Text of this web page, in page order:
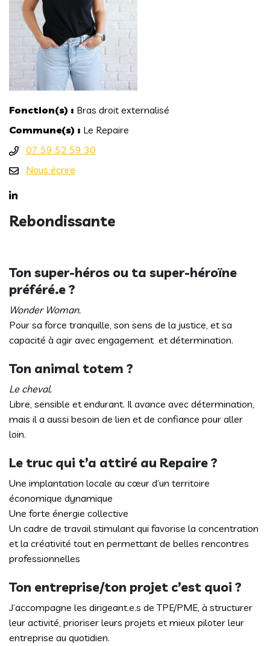
Fonction(s) : Bras droit externalisé
Commune(s) : Le Repaire
Numéro de téléphone
07 59 52 59 30
E-mail
Nous écrire
LinkedIn
Rebondissante
Ton super-héros ou ta super-héroïne
préféré.e ?
Wonder Woman.
Pour sa force tranquille, son sens de la justice, et sa
capacité à agir avec engagement et détermination.
Ton animal totem ?
Le cheval.
Libre, sensible et endurant. Il avance avec détermination,
mais il a aussi besoin de lien et de confiance pour aller
loin.
Le truc qui t’a attiré au Repaire ?
Une implantation locale au cœur d’un territoire
économique dynamique
Une forte énergie collective
Un cadre de travail stimulant qui favorise la concentration
et la créativité tout en permettant de belles rencontres
professionnelles
Ton entreprise/ton projet c’est quoi ?
J’accompagne les dirigeant.e.s de TPE/PME, à structurer
leur activité, prioriser leurs projets et mieux piloter leur
entreprise au quotidien.